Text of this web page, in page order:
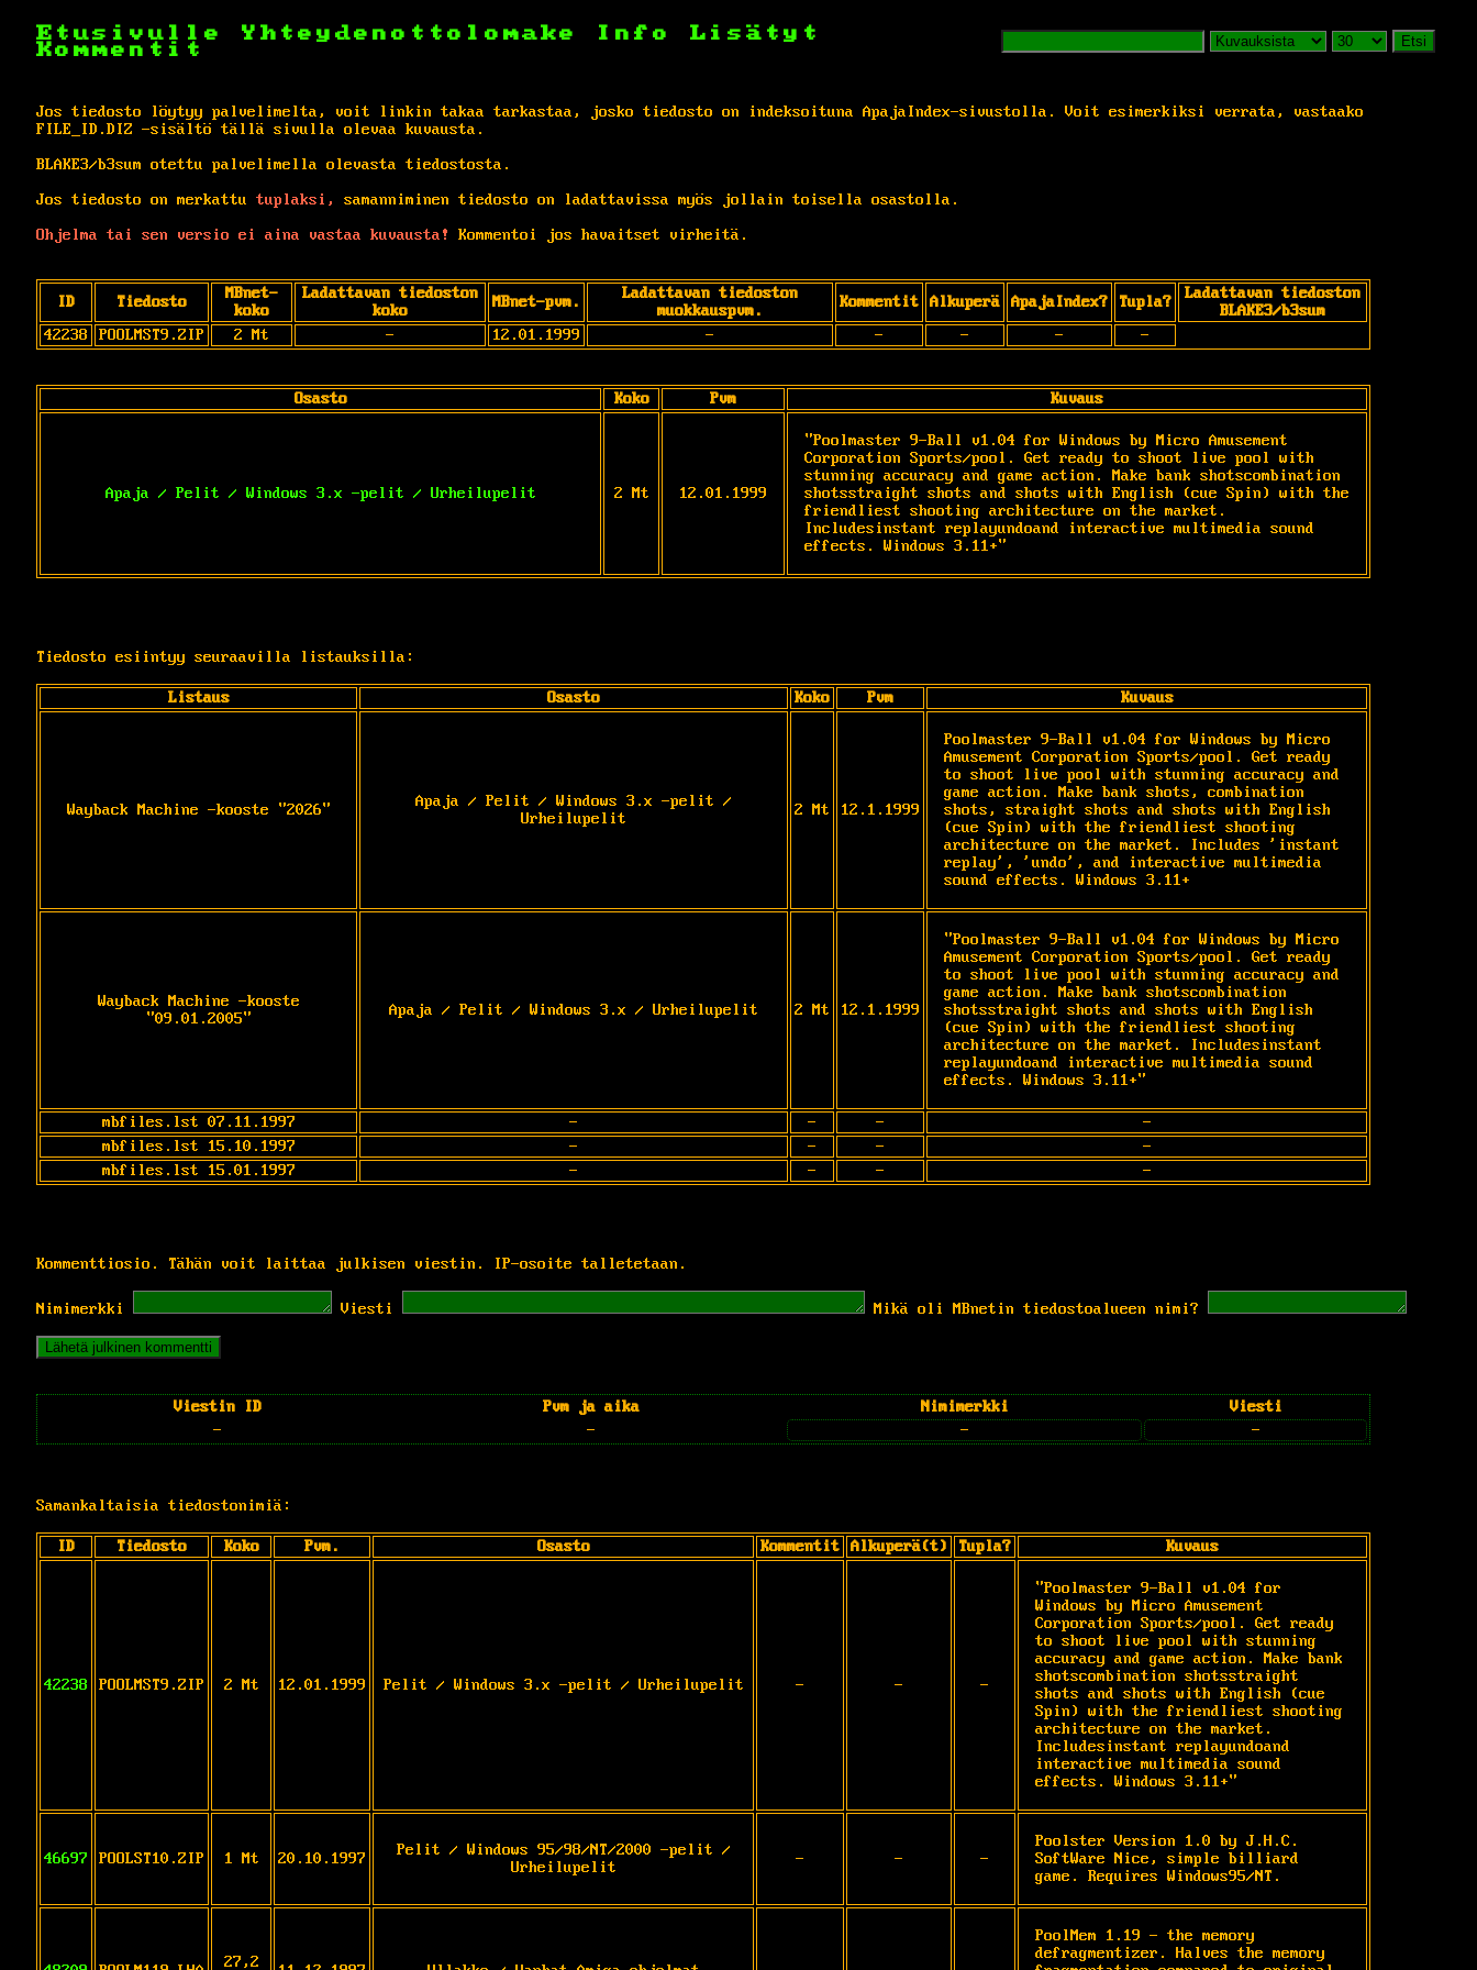
Etusivulle Yhteydenottolomake Info
Lisätyt
Kommentit
Etsi
Jos tiedosto löytyy palvelimelta, voit linkin takaa tarkastaa, josko tiedosto on indeksoituna ApajaIndex-sivustolla. Voit esimerkiksi verrata, vastaako
FILE_ID.DIZ -sisältö tällä sivulla olevaa kuvausta.
BLAKE3/b3sum otettu palvelimella olevasta tiedostosta.
Jos tiedosto on merkattu tuplaksi,
samanniminen tiedosto on ladattavissa myös jollain toisella osastolla.
Ohjelma tai sen versio ei aina vastaa kuvausta!
Kommentoi jos havaitset virheitä.
ID Tiedosto
MBnet-
koko
Ladattavan tiedoston
koko
MBnet-pvm.
Ladattavan tiedoston
muokkauspvm.
Kommentit Alkuperä ApajaIndex? Tupla?
Ladattavan tiedoston
BLAKE3/b3sum
42238
POOLMST9.ZIP 2 Mt - 12.01.1999 - - - - -
Osasto Koko Pvm Kuvaus
Apaja / Pelit / Windows 3.x -pelit / Urheilupelit 2 Mt 12.01.1999
"Poolmaster 9-Ball v1.04 for Windows by Micro Amusement
Corporation Sports/pool. Get ready to shoot live pool with
stunning accuracy and game action. Make bank shotscombination
shotsstraight shots and shots with English (cue Spin) with the
friendliest shooting architecture on the market.
Includesinstant replayundoand interactive multimedia sound
effects. Windows 3.11+"
Tiedosto esiintyy seuraavilla listauksilla:
Listaus Osasto Koko Pvm Kuvaus
Wayback Machine -kooste "2026"
Apaja / Pelit / Windows 3.x -pelit /
Urheilupelit
2 Mt 12.1.1999
Poolmaster 9-Ball v1.04 for Windows by Micro
Amusement Corporation Sports/pool. Get ready
to shoot live pool with stunning accuracy and
game action. Make bank shots, combination
shots, straight shots and shots with English
(cue Spin) with the friendliest shooting
architecture on the market. Includes 'instant
replay', 'undo', and interactive multimedia
sound effects. Windows 3.11+
Wayback Machine -kooste
"09.01.2005"
Apaja / Pelit / Windows 3.x / Urheilupelit 2 Mt 12.1.1999
"Poolmaster 9-Ball v1.04 for Windows by Micro
Amusement Corporation Sports/pool. Get ready
to shoot live pool with stunning accuracy and
game action. Make bank shotscombination
shotsstraight shots and shots with English
(cue Spin) with the friendliest shooting
architecture on the market. Includesinstant
replayundoand interactive multimedia sound
effects. Windows 3.11+"
mbfiles.lst 07.11.1997 - - -
-
mbfiles.lst 15.10.1997
- - -
-
mbfiles.lst 15.01.1997
- - - -
Kommenttiosio. Tähän voit laittaa julkisen viestin. IP-osoite talletetaan.
Nimimerkki Viesti Mikä oli MBnetin tiedostoalueen nimi?
Viestin ID Pvm ja aika Nimimerkki
Viesti
-
- - -
Samankaltaisia tiedostonimiä:
ID Tiedosto Koko Pvm. Osasto Kommentit Alkuperä(t) Tupla? Kuvaus
42238 POOLMST9.ZIP 2 Mt 12.01.1999 Pelit / Windows 3.x -pelit / Urheilupelit - - -
"Poolmaster 9-Ball v1.04 for
Windows by Micro Amusement
Corporation Sports/pool. Get ready
to shoot live pool with stunning
accuracy and game action. Make bank
shotscombination shotsstraight
shots and shots with English (cue
Spin) with the friendliest shooting
architecture on the market.
Includesinstant replayundoand
interactive multimedia sound
effects. Windows 3.11+"
46697 POOLST10.ZIP 1 Mt 20.10.1997
Pelit / Windows 95/98/NT/2000 -pelit /
Urheilupelit
- - -
Poolster Version 1.0 by J.H.C.
SoftWare Nice, simple billiard
game. Requires Windows95/NT.
27,2
PoolMem 1.19 - the memory
defragmentizer. Halves the memory